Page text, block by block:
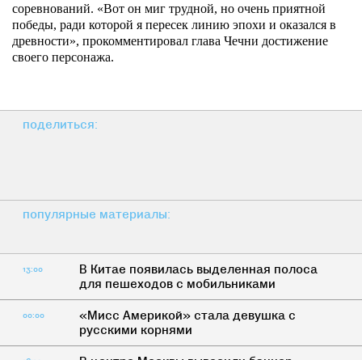
соревнований. «Вот он миг трудной, но очень приятной
победы, ради которой я пересек линию эпохи и оказался в
древности», прокомментировал глава Чечни достижение
своего персонажа.
поделиться:
популярные материалы:
13:00
В Китае появилась выделенная полоса
для пешеходов с мобильниками
00:00
«Мисс Америкой» стала девушка с
русскими корнями